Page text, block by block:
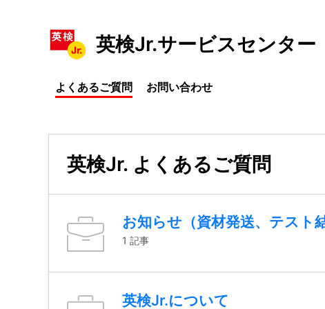
英検Jr.サービスセンター
よくあるご質問 お問い合わせ
英検Jr. よくあるご質問
お知らせ（資材発送、テスト
1 記事
英検Jr.について